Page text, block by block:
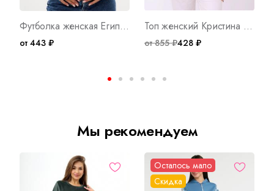
Футболка женская Египет А Арт. 10481
от 443 ₽
Топ женский Кристина Ф Арт. 8788
от 855 ₽428 ₽
Мы рекомендуем
Осталось мало
Скидка